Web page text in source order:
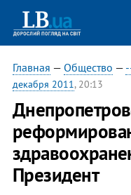
Главная — Общество —
декабря 2011, 20:13
Президент